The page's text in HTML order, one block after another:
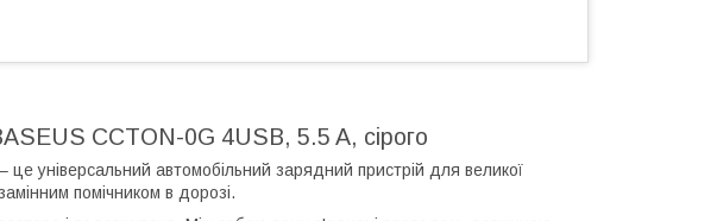
CCTON-0G 4USB, 5.5 A, сірого
універсальний автомобільний зарядний пристрій для великої
помічником в дорозі.